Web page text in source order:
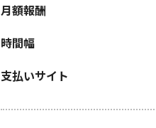
月額報酬
時間幅
支払いサイト